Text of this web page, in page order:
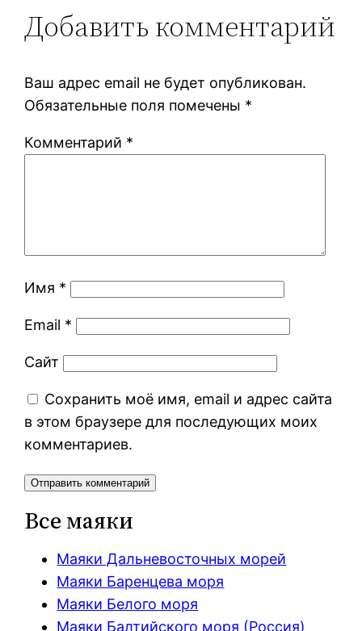
Добавить комментарий
Ваш адрес email не будет опубликован.
Обязательные поля помечены *
Комментарий *
Имя *
Email *
Сайт
Сохранить моё имя, email и адрес сайта
в этом браузере для последующих моих
комментариев.
Все маяки
Маяки Дальневосточных морей
Маяки Баренцева моря
Маяки Белого моря
Маяки Балтийского моря (Россия)